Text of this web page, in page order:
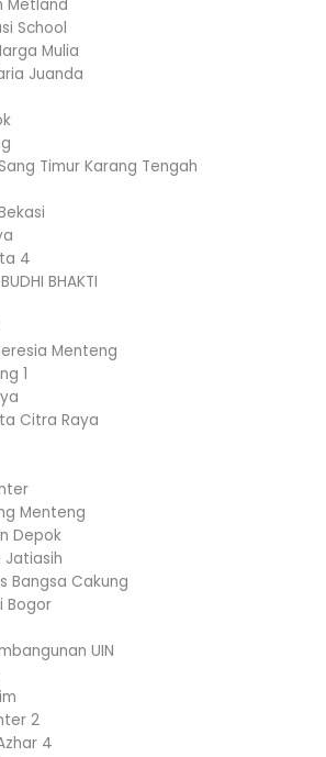
Metland
School
Mulia
Juanda
Timur Karang Tengah
4
BHAKTI
Menteng
1
Citra Raya
Menteng
Depok
Jatiasih
Bangsa Cakung
Bogor
UIN
2
4